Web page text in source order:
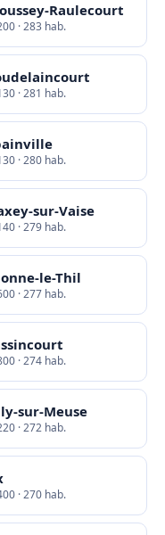
Raulecourt
· 283 hab.
· 281 hab.
· 280 hab.
sur-Vaise
· 279 hab.
le-Thil
· 277 hab.
· 274 hab.
sur-Meuse
· 272 hab.
· 270 hab.